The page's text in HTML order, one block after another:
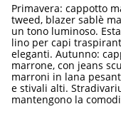
Primavera: cappotto
tweed, blazer sablè
un tono luminoso.
lino per capi
eleganti. Autunno:
marrone, con jeans
marroni in lana
e stivali alti.
mantengono la